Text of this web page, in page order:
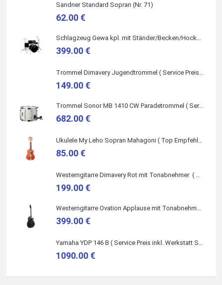
Klein...aber fein!
Toller Service, nette Leute. Immer wieder gerne..
Quelle: Google-Rezension
Sandner Standard Sopran (Nr. 71)
62.00 €
399.00 €
149.00 €
Trommel Sonor MB 1410 CW Paradetrommel ( Service Preis inkl. Werkstatt Service )
682.00 €
85.00 €
199.00 €
399.00 €
1090.00 €